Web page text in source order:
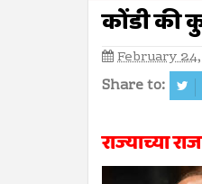
कोंडी की
February
Share to:
राज्याच्या